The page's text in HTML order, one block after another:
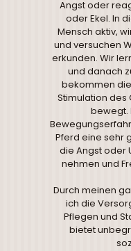
Angst oder
oder Ekel. In
Mensch aktiv,
und versuchen
erkunden. Wir
und danach
bekommen
Stimulation des
bewegt.
Pferd eine sehr
die Angst oder
nehmen und
Durch meinen
ich die
Pflegen und
bietet